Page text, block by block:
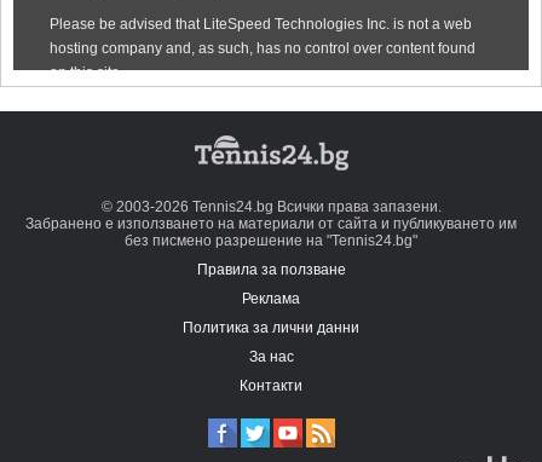
© 2003-2026 Tennis24.bg Всички права запазени.
Забранено е използването на материали от сайта и публикуването им
без писмено разрешение на "Tennis24.bg"
Правила за ползване
Реклама
Политика за лични данни
За нас
Контакти